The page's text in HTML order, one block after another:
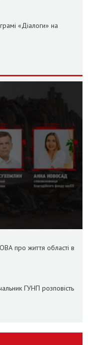
«Діалоги» на
про життя області в
ГУНП розповість